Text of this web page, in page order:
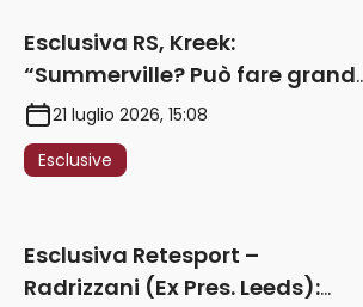
Esclusiva RS, Kreek:
“Summerville? Può fare grandi
cose in Serie A. Godts deve
maturare esperienza per
giocare nella Roma”
21 luglio 2026, 15:08
Esclusive
Esclusiva Retesport –
Radrizzani (Ex Pres. Leeds):